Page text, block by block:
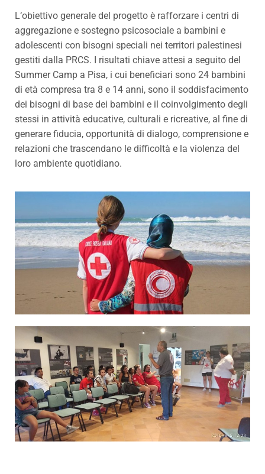
L‘obiettivo generale del progetto è rafforzare i centri di
aggregazione e sostegno psicosociale a bambini e
adolescenti con bisogni speciali nei territori palestinesi
gestiti dalla PRCS. I risultati chiave attesi a seguito del
Summer Camp a Pisa, i cui beneficiari sono 24 bambini
di età compresa tra 8 e 14 anni, sono il soddisfacimento
dei bisogni di base dei bambini e il coinvolgimento degli
stessi in attività educative, culturali e ricreative, al fine di
generare fiducia, opportunità di dialogo, comprensione e
relazioni che trascendano le difficoltà e la violenza del
loro ambiente quotidiano.